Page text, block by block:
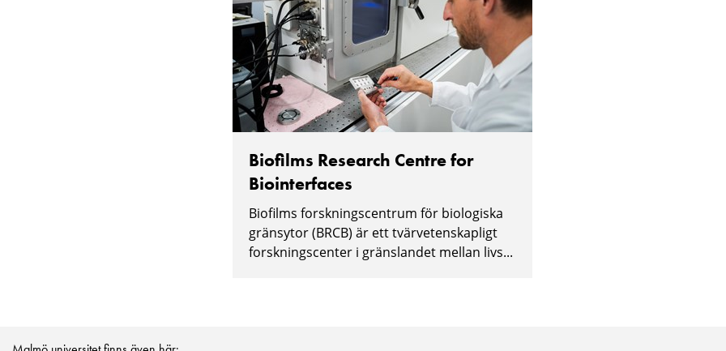
Biofilms Research Centre for
Biointerfaces
Biofilms forskningscentrum för biologiska
gränsytor (BRCB) är ett tvärvetenskapligt
forskningscenter i gränslandet mellan livs...